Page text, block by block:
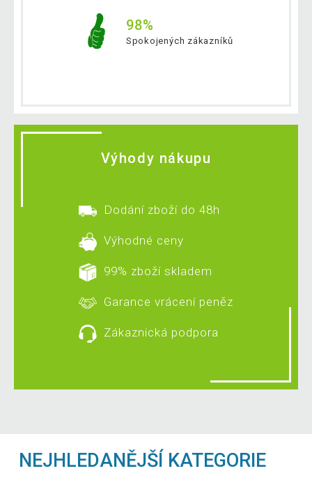
98%
Spokojených zákazníků
Výhody nákupu
Dodání zboží do 48h
Výhodné ceny
99% zboží skladem
Garance vrácení peněz
Zákaznická podpora
NEJHLEDANĚJŠÍ KATEGORIE